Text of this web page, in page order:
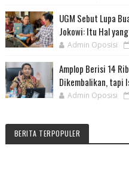
UGM Sebut Lupa
Jokowi: Itu Hal yang
Admin Oposisi
Amplop Berisi 14
Dikembalikan, tapi
Admin Oposisi
BERITA TERPOPULER